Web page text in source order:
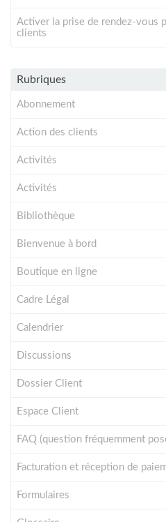
Activer la prise de rendez-vous
clients
Rubriques
Abonnement
Action des clients
Activités
Activités
Bibliothèque
Bienvenue à bord
Boutique en ligne
Cadre Légal
Calendrier
Discussions
Dossier Client
Espace Client
FAQ (question fréquemment
Facturation et réception de
Formulaires